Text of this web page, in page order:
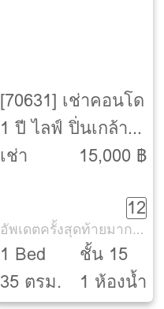
[70631] เช่าคอนโด
1 ปี ไลฟ์ ปิ่นเกล้า
[Life Pinklao]
เช่า
15,000 ฿
12
อัพเดตครั้งสุดท้ายมากกว่า 30 วัน
1 Bed
35 ตรม.
ชั้น 15
1 ห้องน้ำ